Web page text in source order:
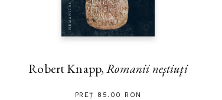
Robert Knapp,Romanii neştiuţi
PREȚ 85.00 RON